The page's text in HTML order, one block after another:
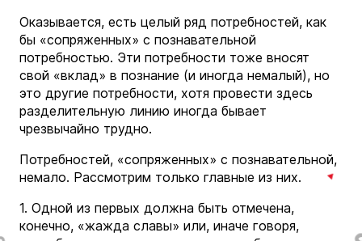
Оказывается, есть целый ряд потребностей, как
бы «сопряженных» с познавательной
потребностью. Эти потребности тоже вносят
свой «вклад» в познание (и иногда немалый), но
это другие потребности, хотя провести здесь
разделительную линию иногда бывает
чрезвычайно трудно.
Потребностей, «сопряженных» с познавательной,
немало. Рассмотрим только главные из них.
1. Одной из первых должна быть отмечена,
конечно, «жажда славы» или, иначе говоря,